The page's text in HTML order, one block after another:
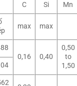
C Si Mn
max max
0,16
0,40
0,50
to
1,50